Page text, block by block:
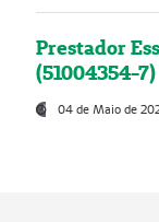
Prestador
(51004354-7)
04 de Maio de